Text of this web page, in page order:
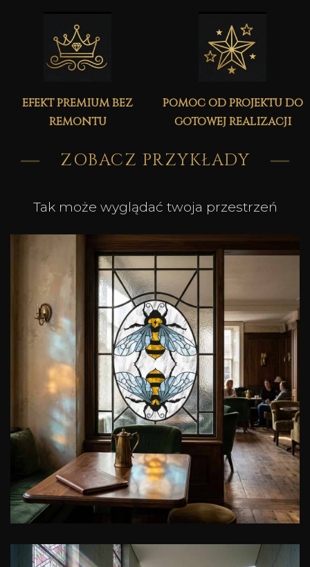
efekt premium bez
remontu
pomoc od projektu do
gotowej realizacji
ZOBACZ PRZYKŁADY
Tak może wyglądać twoja przestrzeń